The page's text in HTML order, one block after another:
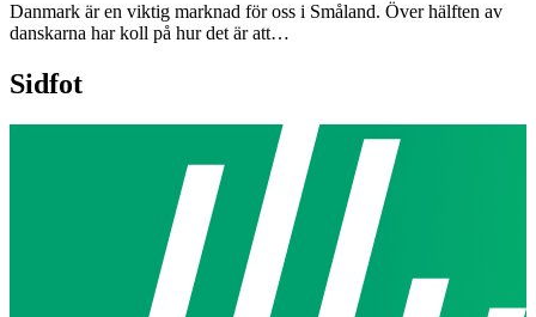
Danmark är en viktig marknad för oss i Småland. Över hälften av
danskarna har koll på hur det är att…
Sidfot